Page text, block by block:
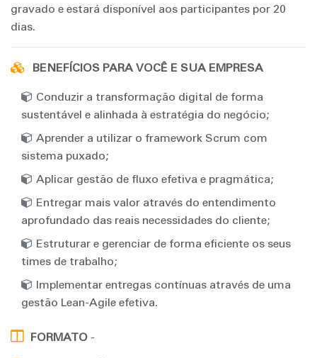
gravado e estará disponível aos participantes por 20
dias.
BENEFÍCIOS PARA VOCÊ E SUA EMPRESA
Conduzir a transformação digital de forma
sustentável e alinhada à estratégia do negócio;
Aprender a utilizar o framework Scrum com
sistema puxado;
Aplicar gestão de fluxo efetiva e pragmática;
Entregar mais valor através do entendimento
aprofundado das reais necessidades do cliente;
Estruturar e gerenciar de forma eficiente os seus
times de trabalho;
Implementar entregas contínuas através de uma
gestão Lean-Agile efetiva.
FORMATO -